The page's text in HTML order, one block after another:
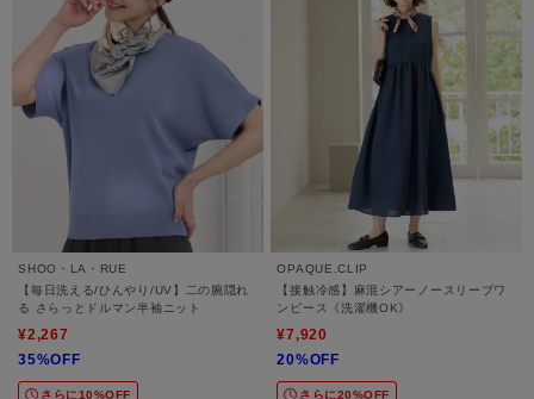
SHOO・LA・RUE
【毎日洗える/ひんやり/UV】二の腕隠れ
る さらっとドルマン半袖ニット
¥2,267
35%OFF
さらに10%OFF
OPAQUE.CLIP
【接触冷感】麻混シアーノースリーブワ
ンピース《洗濯機OK》
¥7,920
20%OFF
さらに20%OFF